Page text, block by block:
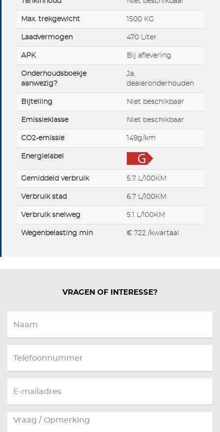
Max. trekgewicht 1500 KG
Laadvermogen 470 Liter
APK Bij aflevering
Onderhoudsboekje
aanwezig?
Ja,
dealeronderhouden
Bijtelling Niet beschikbaar
Emissieklasse Niet beschikbaar
CO2-emissie 149g/km
Energielabel
Gemiddeld verbruik 5.7 L/100KM
Verbruik stad 6.7 L/100KM
Verbruik snelweg 5.1 L/100KM
Wegenbelasting min € 722 /kwartaal
VRAGEN OF INTERESSE?